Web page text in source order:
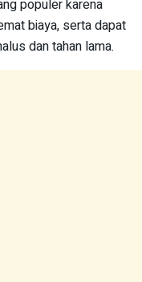
populer karena
biaya, serta dapat
dan tahan lama.